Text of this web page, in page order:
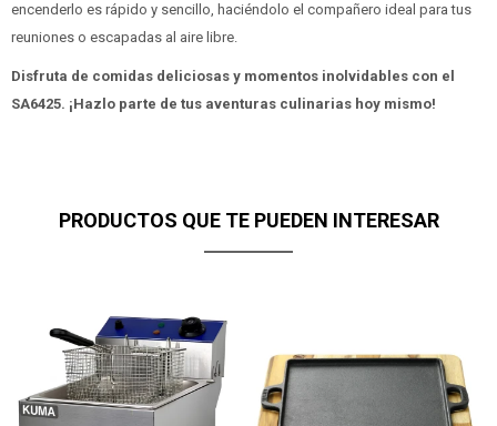
encenderlo es rápido y sencillo, haciéndolo el compañero ideal para tus
reuniones o escapadas al aire libre.
Disfruta de comidas deliciosas y momentos inolvidables con el
SA6425. ¡Hazlo parte de tus aventuras culinarias hoy mismo!
PRODUCTOS QUE TE PUEDEN INTERESAR